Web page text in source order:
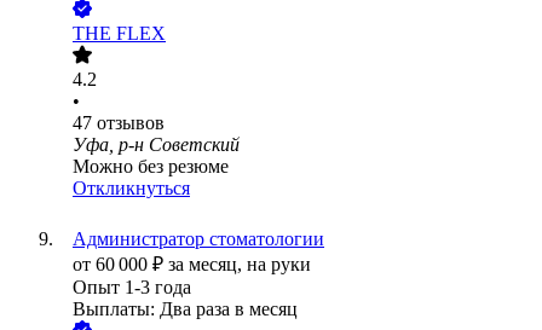
THE FLEX
4.2
•
47 отзывов
Уфа, р-н Советский
Можно без резюме
Откликнуться
Администратор стоматологии
от 60 000 ₽ за месяц, на руки
Опыт 1-3 года
Выплаты: Два раза в месяц